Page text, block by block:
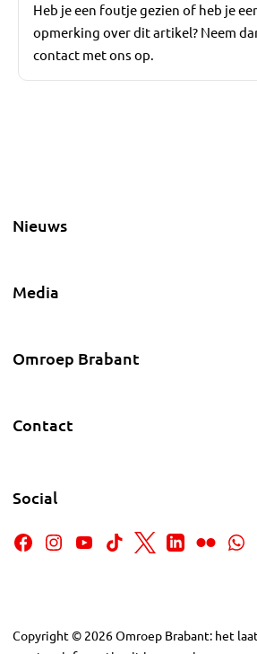
Heb je een foutje gezien of heb je
opmerking over dit artikel? Neem
contact met ons op.
Nieuws
Media
Omroep Brabant
Contact
Social
Copyright © 2026Omroep Brabant: het